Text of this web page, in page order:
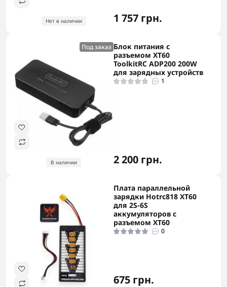
Нет в наличии 1 757 грн.
Под заказ
В наличии
Блок питания с
разъемом XT60
ToolkitRC ADP200 200W
для зарядных устройств
1
2 200 грн.
Плата параллельной
зарядки Hotrc818 XT60
для 2S-6S
аккумуляторов с
разъемом XT60
0
675 грн.